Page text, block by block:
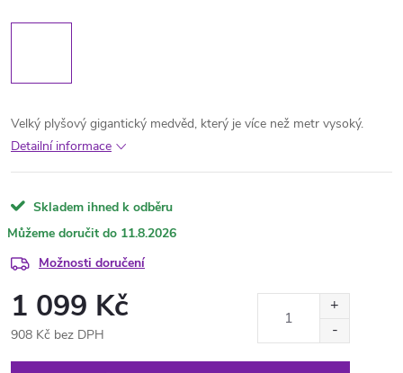
Velký plyšový gigantický medvěd, který je více než metr vysoký.
Detailní informace
Skladem ihned k odběru
11.8.2026
Možnosti doručení
1 099 Kč
908 Kč bez DPH